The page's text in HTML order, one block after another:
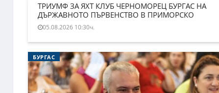
ТРИУМФ ЗА ЯХТ КЛУБ ЧЕРНОМОРЕЦ БУРГАС НА
ДЪРЖАВНОТО ПЪРВЕНСТВО В ПРИМОРСКО
05.08.2026 10:30ч.
БУРГАС